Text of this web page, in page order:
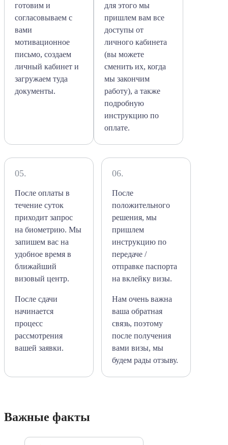
готовим и
согласовываем с
вами
мотивационное
письмо, создаем
личный кабинет и
загружаем туда
документы.
для этого мы
пришлем вам все
доступы от
личного кабинета
(вы можете
сменить их, когда
мы закончим
работу), а также
подробную
инструкцию по
оплате.
05.
После оплаты в
течение суток
приходит запрос
на биометрию. Мы
запишем вас на
удобное время в
ближайший
визовый центр.
После сдачи
начинается
процесс
рассмотрения
вашей заявки.
06.
После
положительного
решения, мы
пришлем
инструкцию по
передаче /
отправке паспорта
на вклейку визы.
Нам очень важна
ваша обратная
связь, поэтому
после получения
вами визы, мы
будем рады отзыву.
Важные факты